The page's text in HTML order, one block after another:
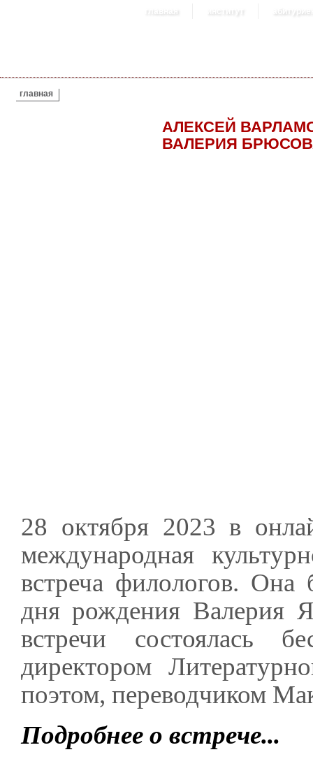
главная институт
ВЫ ЗДЕСЬ
главная
АЛЕКСЕЙ
ВАЛЕРИЯ
28 октября 2023 в
международная
встреча филологов.
дня рождения Валерия
встречи состоялась
директором
поэтом, переводчиком
Подробнее о встрече...